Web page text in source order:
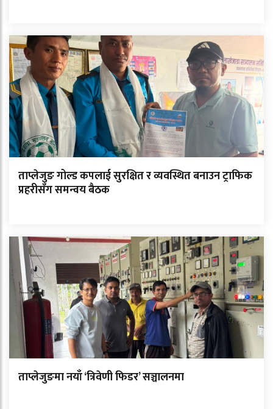
ताप्लेजुङ गोल्ड कपलाई सुरक्षित र व्यवस्थित बनाउन ट्राफिक
प्रहरीसँग समन्वय बैठक
ताप्लेजुङमा नयाँ ‘त्रिवेणी फिडर’ सञ्चालनमा